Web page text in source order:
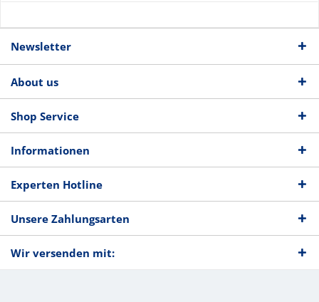
Newsletter
About us
Shop Service
Informationen
Experten Hotline
Unsere Zahlungsarten
Wir versenden mit: